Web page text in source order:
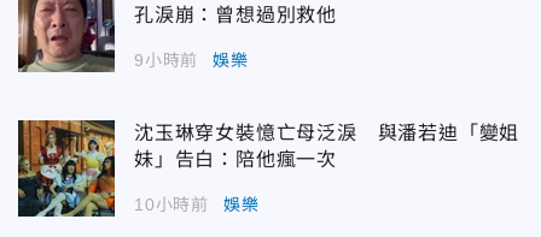
孔淚崩：曾想過別救他
9小時前 娛樂
沈玉琳穿女裝憶亡母泛淚 與潘若迪「變姐
妹」告白：陪他瘋一次
10小時前 娛樂